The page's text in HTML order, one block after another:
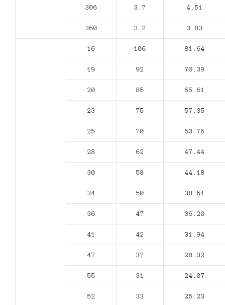
306 3.7 4.51
360 3.2 3.83
16 106 81.64
19 92 70.39
20 85 65.61
23 75 57.35
25 70 53.76
28 62 47.44
30 58 44.18
34 50 38.61
36 47 36.20
41 42 31.94
47 37 28.32
55 31 24.07
52 33 25.23